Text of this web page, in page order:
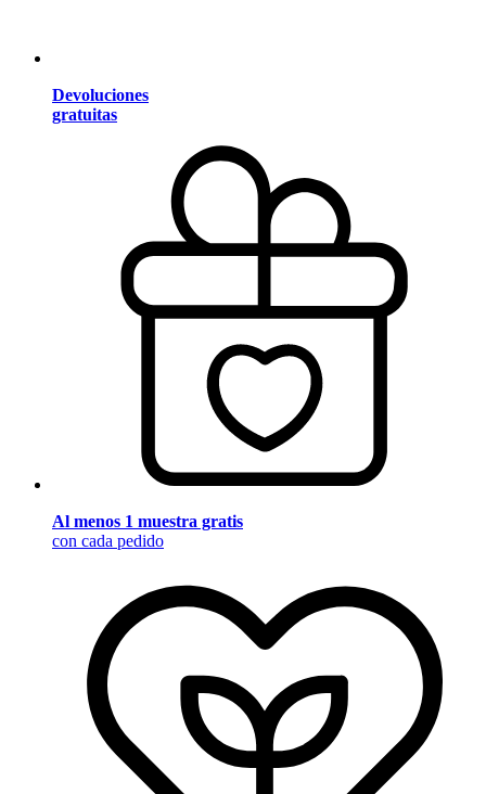
Devoluciones
gratuitas
Al menos 1 muestra gratis
con cada pedido